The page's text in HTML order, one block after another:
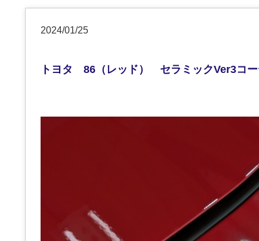
2024/01/25
トヨタ 86（レッド） セラミックVer3コ